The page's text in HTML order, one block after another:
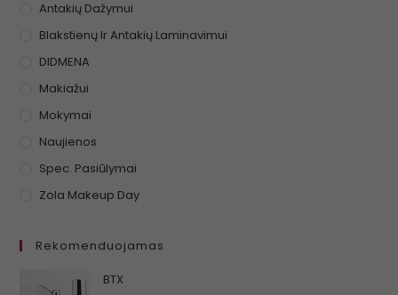
Antakių Dažymui
Blakstienų Ir Antakių Laminavimui
DIDMENA
Makiažui
Mokymai
Naujienos
Spec. Pasiūlymai
Zola Makeup Day
Rekomenduojamas
BTX